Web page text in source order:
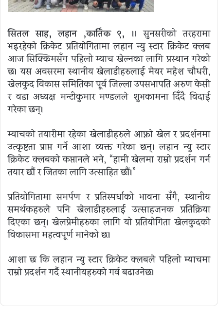
सितल साह, लहान ,कार्तिक ९, ।। सुनसरीको तरहरामा
भइरहेको क्रिकेट प्रतियोगितामा लहान न्यु स्टार क्रिकेट क्लब
आज सिक्किमसँग पहिलो म्याच खेल्नका लागि प्रस्थान गरेको
छ। यस अवसरमा स्थानीय खेलाडीहरुलाई मेयर महेश चौधरी,
खेलकुद विकास समितिका पूर्व जिल्ला उपसभापति अरुण केसी
र वडा अध्यक्ष मन्टीकुमार मण्डलले शुभकामना दिँदै विदाई
गरेका छन्।
म्याचको तयारीमा रहेका खेलाडीहरुले आफ्नो खेल र प्रदर्शनमा
उत्कृष्टता प्राप्त गर्ने आशा व्यक्त गरेका छन्। लहान न्यु स्टार
क्रिकेट क्लबको कप्तानले भने, “हामी खेलमा राम्रो प्रदर्शन गर्न
तयार छौं र जितका लागि उत्साहित छौं।”
प्रतियोगितामा समर्पण र प्रतिस्पर्धाको भावना सँगै, स्थानीय
समर्थकहरुले पनि खेलाडीहरुलाई उत्साहजनक प्रतिक्रिया
दिएका छन्। खेलप्रेमीहरुका लागि यो प्रतियोगिता खेलकुदको
विकासमा महत्वपूर्ण मानेको छ।
आशा छ कि लहान न्यु स्टार क्रिकेट क्लबले पहिलो म्याचमा
राम्रो प्रदर्शन गर्दै स्थानीयहरुकाे गर्व बढाउनेछ।